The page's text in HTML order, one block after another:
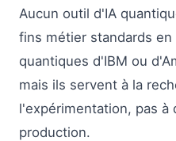
Aucun outil d'IA
fins métier standards en
quantiques d'IBM ou
mais ils servent à la
l'expérimentation, pas à
production.